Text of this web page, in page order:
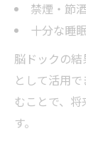
禁煙・節
十分な睡
脳ドックの結
として活用
むことで、
す。